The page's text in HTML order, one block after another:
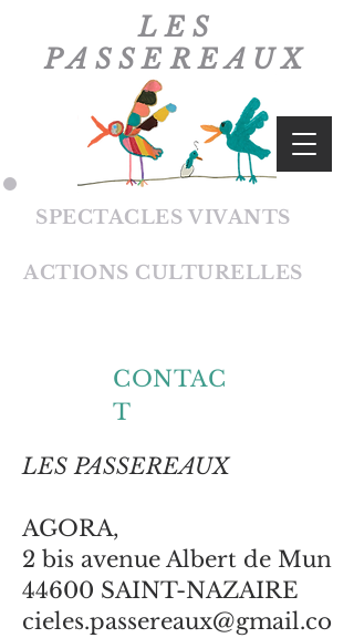
LES
PASSEREAUX
SPECTACLES VIVANTS
ACTIONS CULTURELLES
CONTAC
T
LES PASSEREAUX
AGORA,
2 bis avenue Albert de Mun
44600 SAINT-NAZAIRE
cieles.passereaux@gmail.co